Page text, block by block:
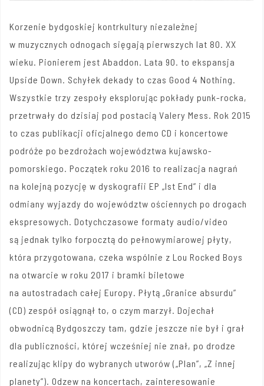
Korzenie bydgoskiej kontrkultury niezależnej
w muzycznych odnogach sięgają pierwszych lat 80. XX
wieku. Pionierem jest Abaddon. Lata 90. to ekspansja
Upside Down. Schyłek dekady to czas Good 4 Nothing.
Wszystkie trzy zespoły eksplorując pokłady punk-rocka,
przetrwały do dzisiaj pod postacią Valery Mess. Rok 2015
to czas publikacji oficjalnego demo CD i koncertowe
podróże po bezdrożach województwa kujawsko-
pomorskiego. Początek roku 2016 to realizacja nagrań
na kolejną pozycję w dyskografii EP „Ist End” i dla
odmiany wyjazdy do województw ościennych po drogach
ekspresowych. Dotychczasowe formaty audio/video
są jednak tylko forpocztą do pełnowymiarowej płyty,
która przygotowana, czeka wspólnie z Lou Rocked Boys
na otwarcie w roku 2017 i bramki biletowe
na autostradach całej Europy. Płytą „Granice absurdu”
(CD) zespół osiągnął to, o czym marzył. Dojechał
obwodnicą Bydgoszczy tam, gdzie jeszcze nie był i grał
dla publiczności, której wcześniej nie znał, po drodze
realizując klipy do wybranych utworów („Plan”, „Z innej
planety”). Odzew na koncertach, zainteresowanie